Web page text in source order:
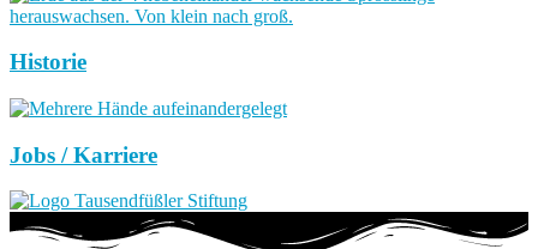
Historie
Jobs / Karriere